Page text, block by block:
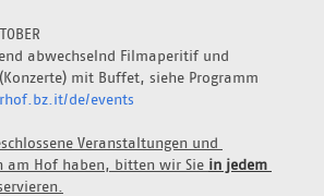
abwechselnd Filmaperitif und
de/events
Veranstaltungen und
am Hof haben, bitten wir Sie in jedem